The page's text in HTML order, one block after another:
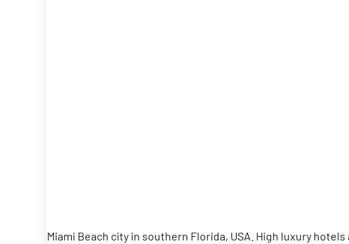
Miami Beach city in southern Florida, USA. High luxury